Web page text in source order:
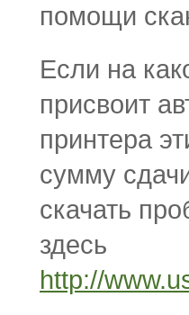
помощи
Если на
присвоит
принтера
сумму
скачать
здесь
http://